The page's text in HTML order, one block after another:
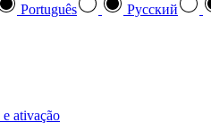
Português Pусский
ativação